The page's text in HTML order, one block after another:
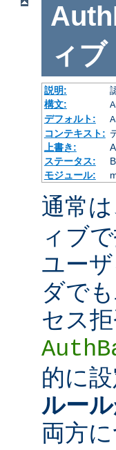
ィブ
説明:
構文:
デフォルト:
コンテキスト:
上書き:
ステータス:
モジュール:
通常は
ィブ
ユー
ダで
セス拒
的に
ルー
両方